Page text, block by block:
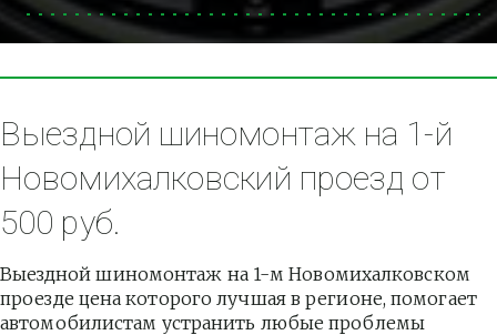
Выездной шиномонтаж на 1-й
Новомихалковский проезд от
500 руб.
Выездной шиномонтаж на 1-м Новомихалковском
проезде цена которого лучшая в регионе, помогает
автомобилистам устранить любые проблемы